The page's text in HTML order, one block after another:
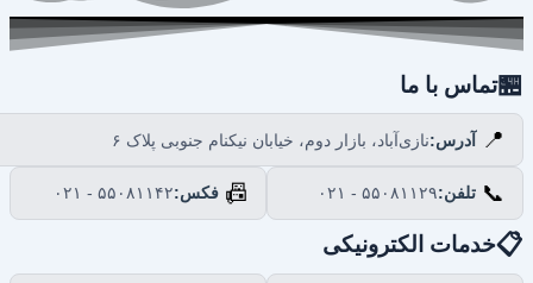
تماس با ما
📍 آدرس:نازی‌آباد، بازار دوم، خیابان نیکنام جنوبی پلاک ۶
📞 تلفن:۰۲۱ - ۵۵۰۸۱۱۲۹ 📠 فکس:۰۲۱ - ۵۵۰۸۱۱۴۲
خدمات الکترونیکی